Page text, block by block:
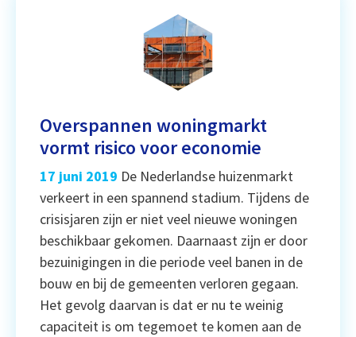
Overspannen woningmarkt
vormt risico voor economie
17 juni 2019 De Nederlandse huizenmarkt
verkeert in een spannend stadium. Tijdens de
crisisjaren zijn er niet veel nieuwe woningen
beschikbaar gekomen. Daarnaast zijn er door
bezuinigingen in die periode veel banen in de
bouw en bij de gemeenten verloren gegaan.
Het gevolg daarvan is dat er nu te weinig
capaciteit is om tegemoet te komen aan de